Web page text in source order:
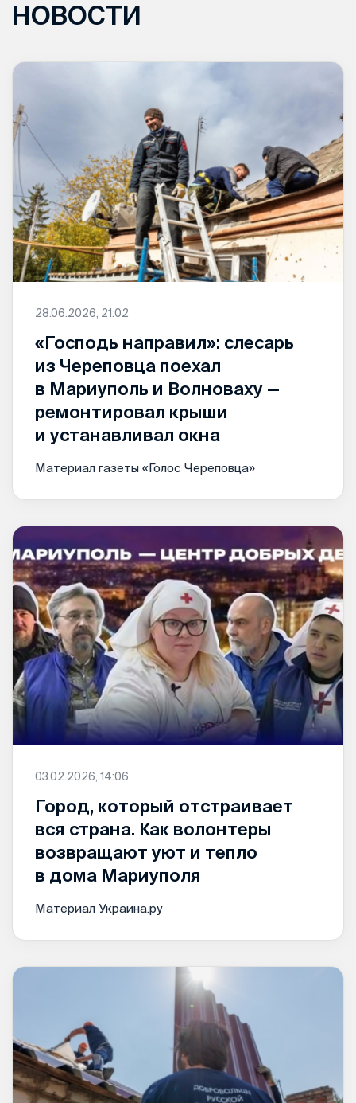
НОВОСТИ
28.06.2026, 21:02
«Господь направил»: слесарь
из Череповца поехал
в Мариуполь и Волноваху —
ремонтировал крыши
и устанавливал окна
Материал газеты «Голос Череповца»
03.02.2026, 14:06
Город, который отстраивает
вся страна. Как волонтеры
возвращают уют и тепло
в дома Мариуполя
Материал Украина.ру